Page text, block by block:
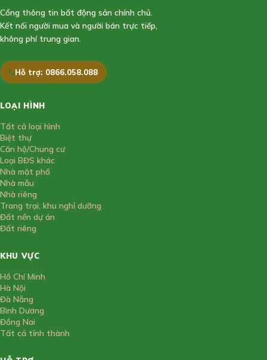
Cổng thông tin bất động sản chính chủ.
Kết nối người mua và người bán trực tiếp,
không phí trung gian.
Hỗ trợ: 0866.058.088
LOẠI HÌNH
Tất cả loại hình
Biệt thự
Căn hộ/Chung cư
Loại BĐS khác
Nhà mặt phố
Nhà mẫu
Nhà riêng
Trang trại, khu nghỉ dưỡng
Đất nền dự án
Đất riêng
KHU VỰC
Hồ Chí Minh
Hà Nội
Đà Nẵng
Bình Dương
Đồng Nai
Tất cả tỉnh thành